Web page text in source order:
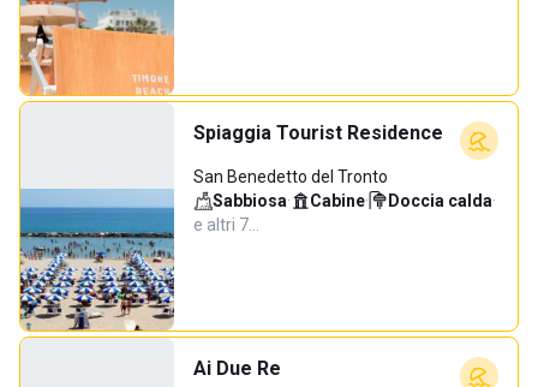
Spiaggia Tourist Residence
San Benedetto del Tronto
Sabbiosa· Cabine· Doccia calda·
e altri 7…
Ai Due Re